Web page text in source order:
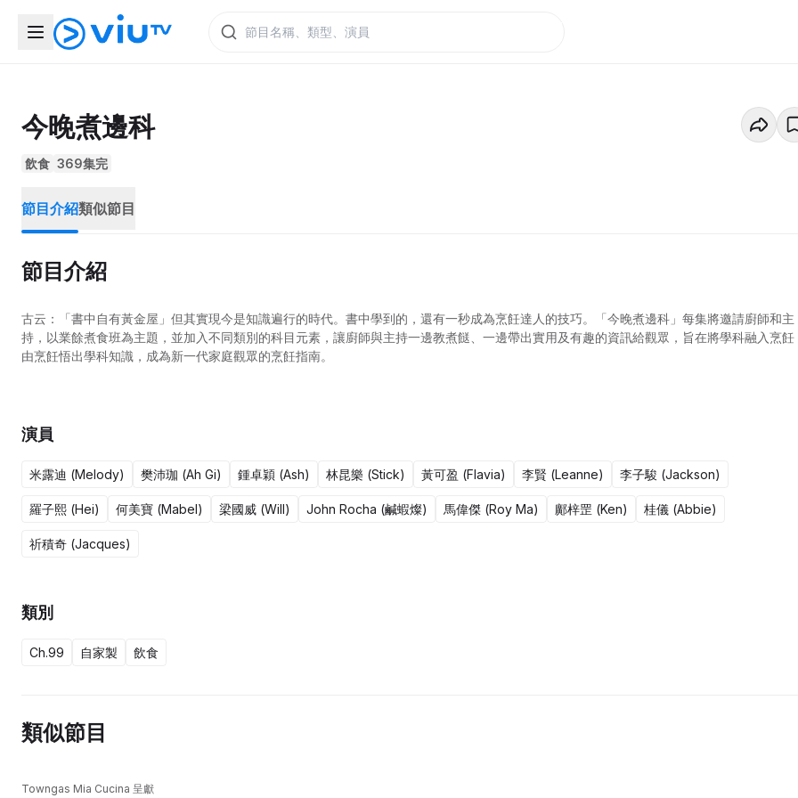
今晚煮邊科
飲食 369集完
節目介紹類似節目
節目介紹
古云：「書中自有黃金屋」但其實現今是知識遍行的時代。書中學到的，還有一秒成為烹飪達人的技巧。「今晚煮邊科」每集將邀請廚師和主
持，以業餘煮食班為主題，並加入不同類別的科目元素，讓廚師與主持一邊教煮餸、一邊帶出實用及有趣的資訊給觀眾，旨在將學科融入烹飪
由烹飪悟出學科知識，成為新一代家庭觀眾的烹飪指南。
演員
米露迪 (Melody) 樊沛珈 (Ah Gi) 鍾卓穎 (Ash) 林昆樂 (Stick) 黃可盈 (Flavia) 李賢 (Leanne) 李子駿 (Jackson)
羅子熙 (Hei) 何美寶 (Mabel) 梁國威 (Will) John Rocha (鹹蝦燦) 馬偉傑 (Roy Ma) 鄺梓罡 (Ken) 桂儀 (Abbie)
祈積奇 (Jacques)
類別
Ch.99 自家製 飲食
類似節目
Towngas Mia Cucina 呈獻